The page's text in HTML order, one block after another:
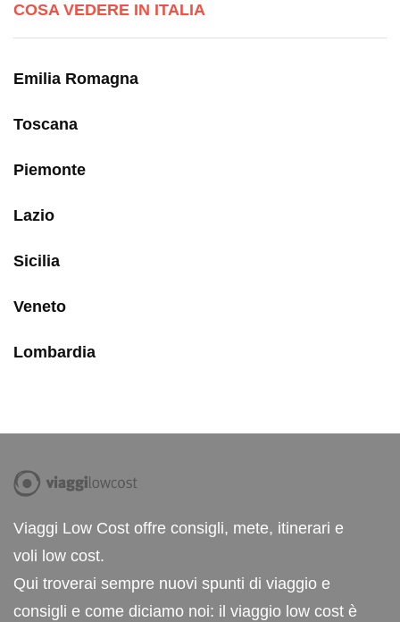
COSA VEDERE IN ITALIA
Emilia Romagna
Toscana
Piemonte
Lazio
Sicilia
Veneto
Lombardia
Viaggi Low Cost offre consigli, mete, itinerari e
voli low cost.
Qui troverai sempre nuovi spunti di viaggio e
consigli e come diciamo noi: il viaggio low cost è